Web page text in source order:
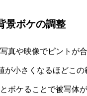
景ボケの調整
真や映像でピントが
が小さくなるほどこの
ボケることで被写体